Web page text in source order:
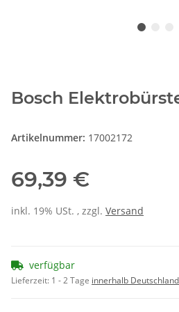
Bosch
Artikelnummer: 17002172
69,39 €
inkl. 19% USt. , zzgl. Versand
verfügbar
Lieferzeit: 1 - 2 Tage innerhalb